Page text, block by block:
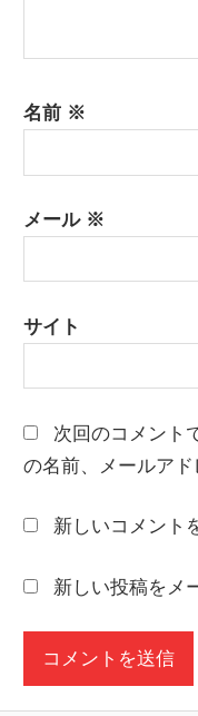
名前 ※
メール ※
サイト
次回のコメント
の名前、メールアド
新しいコメント
新しい投稿をメ